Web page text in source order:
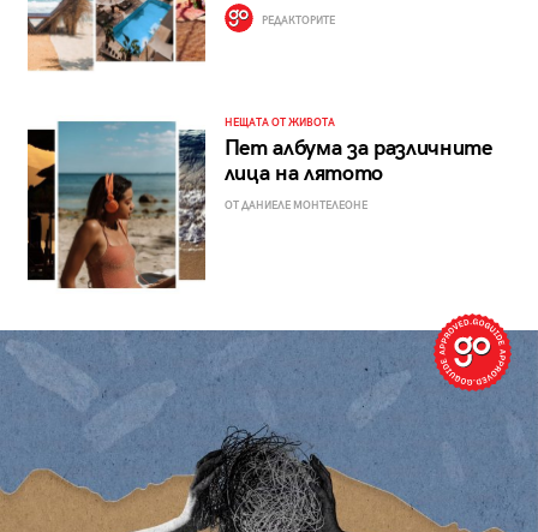
РЕДАКТОРИТЕ
НЕЩАТА ОТ ЖИВОТА
Пет албума за различните
лица на лятото
ОТ ДАНИЕЛЕ МОНТЕЛЕОНЕ